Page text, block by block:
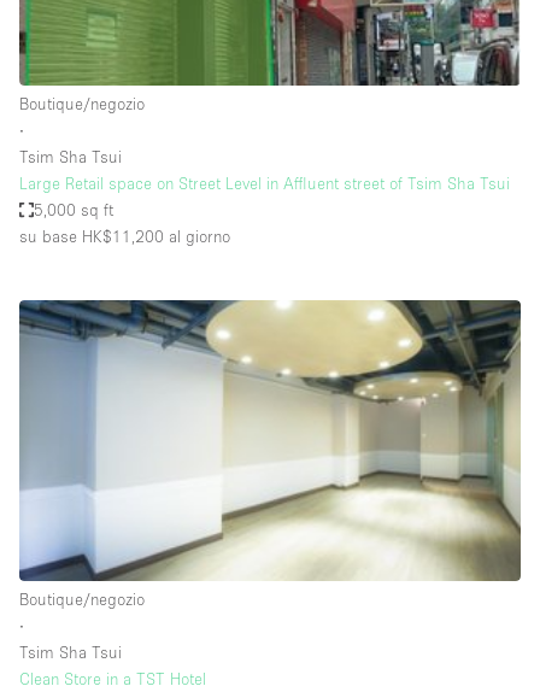
Elettricità
Esposizione di Automobili
Illuminazione
Impianto audiovisivo
Industriale
Licenza per Liquori
Parcheggio privato
Raw
Sistema di sicurezza
Boutique/negozio
∙
Tsim Sha Tsui
Large Retail space on Street Level in Affluent street of Tsim Sha Tsui
5,000 sq ft
su base HK$11,200 al giorno
Boutique/negozio
∙
Tsim Sha Tsui
Clean Store in a TST Hotel